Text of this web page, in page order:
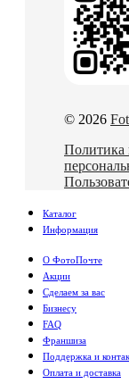
© 2026
Политика
Каталог
Информация
О ФотоПочте
Акции
Сделаем за вас
Бизнесу
FAQ
Франшиза
Поддержка и
Оплата и доставка